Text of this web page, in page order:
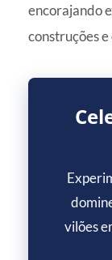
encorajando
construções
vilões